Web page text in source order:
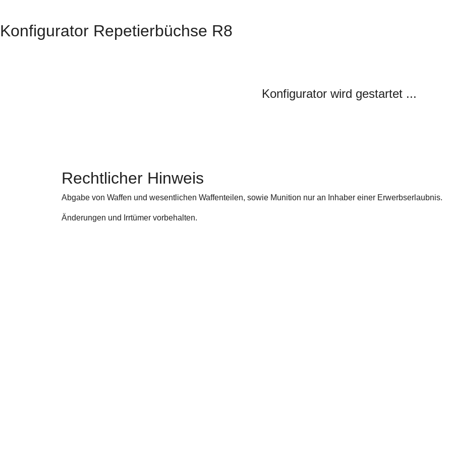
Konfigurator Repetierbüchse R8
Konfigurator wird gestartet ...
Rechtlicher Hinweis
Abgabe von Waffen und wesentlichen Waffenteilen, sowie Munition nur an Inhaber einer Erwerbserlaubnis.
Änderungen und Irrtümer vorbehalten.